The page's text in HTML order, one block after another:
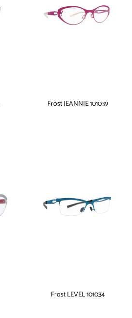
Frost JEANNIE 101039
Frost LEVEL 101034